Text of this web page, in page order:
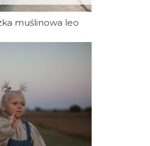
muślinowa leo